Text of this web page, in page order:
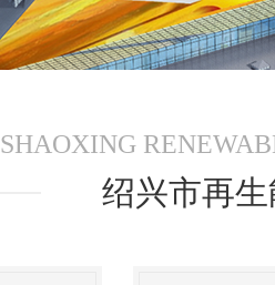
SHAOXING
绍兴市再